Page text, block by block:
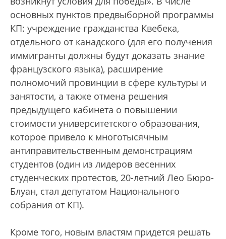
основных пунктов предвыборной программы
КП: учреждение гражданства Квебека,
отдельного от канадского (для его получения
иммигранты должны будут доказать знание
французского языка), расширение
полномочий провинции в сфере культуры и
занятости, а также отмена решения
предыдущего кабинета о повышении
стоимости университетского образования,
которое привело к многотысячным
антиправительственным демонстрациям
студентов (один из лидеров весенних
студенческих протестов, 20-летний Лео Бюро-
Блуан, стал депутатом Национального
собрания от КП).
Кроме того, новым властям придется решать